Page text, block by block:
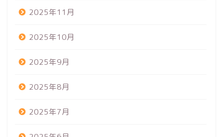
2025年11月
2025年10月
2025年9月
2025年8月
2025年7月